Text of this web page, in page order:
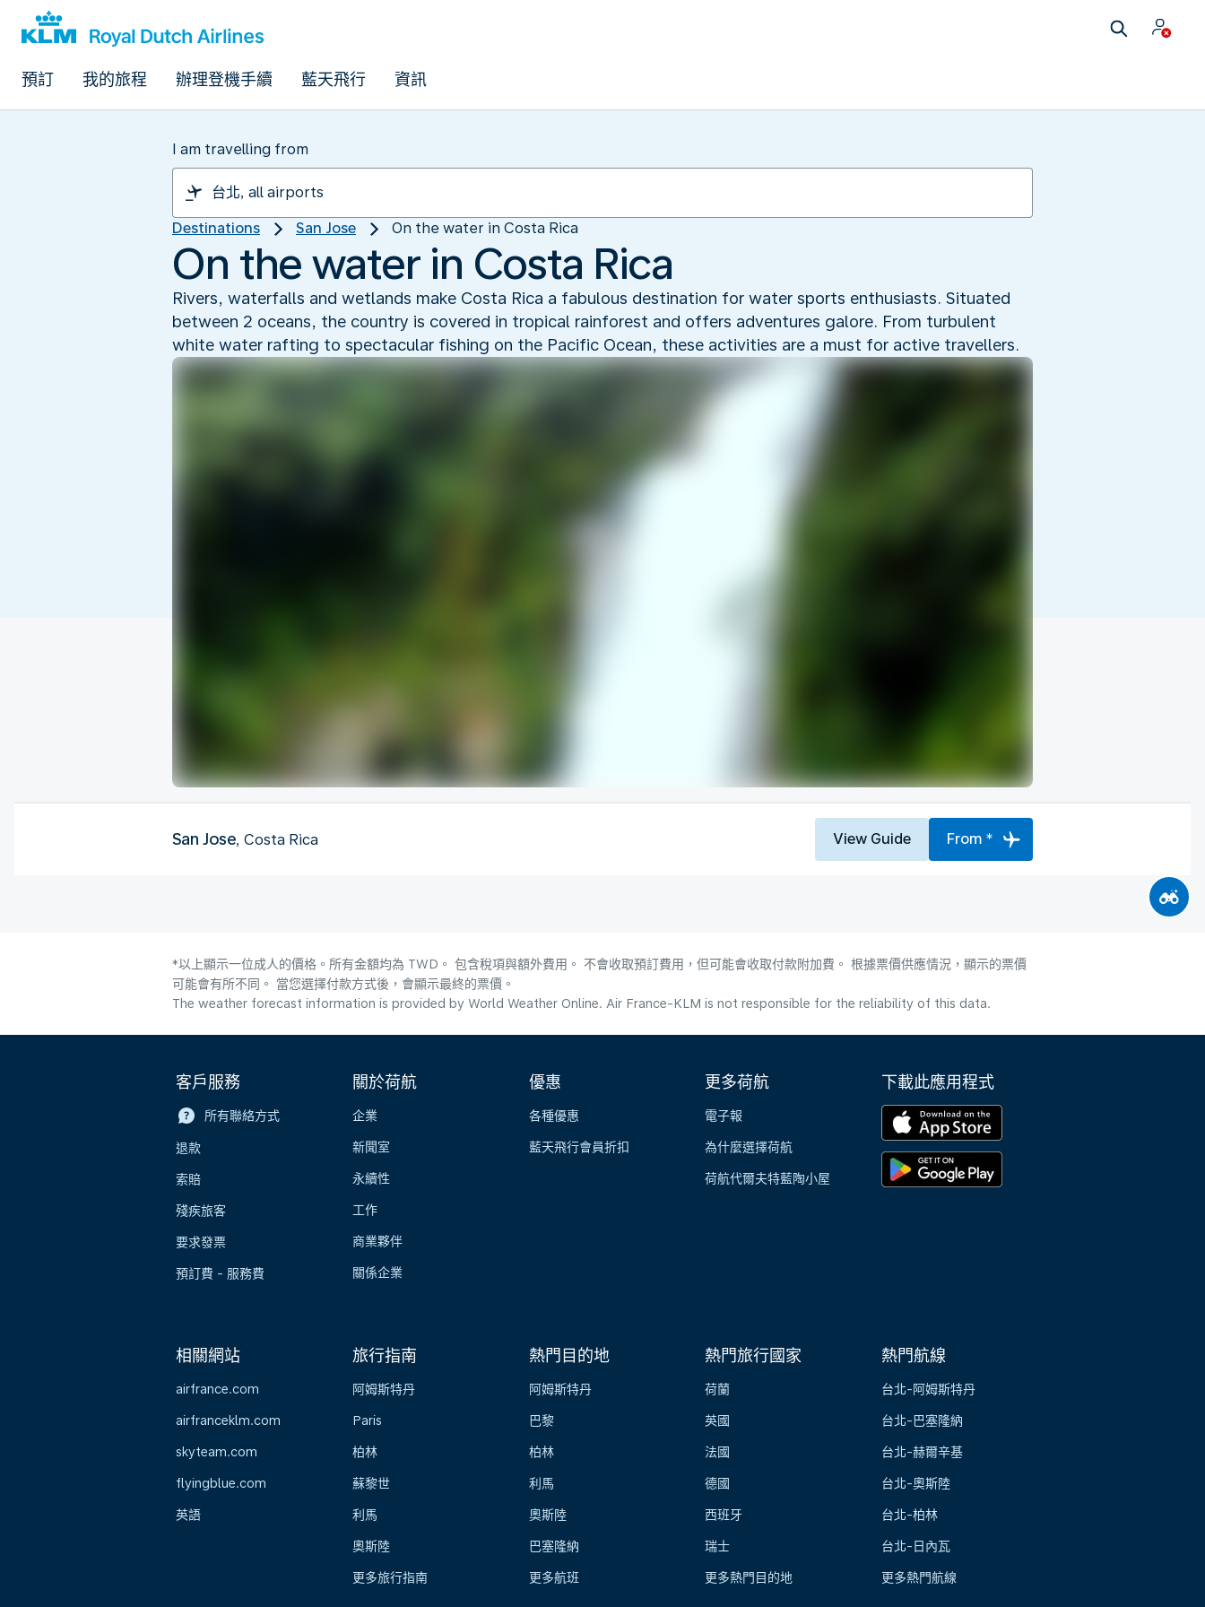
預訂 我的旅程 辦理登機手續 藍天飛行 資訊
I am travelling from
Destinations San Jose On the water in Costa Rica
On the water in Costa Rica
Rivers, waterfalls and wetlands make Costa Rica a fabulous destination for water sports enthusiasts. Situated
between 2 oceans, the country is covered in tropical rainforest and offers adventures galore. From turbulent
white water rafting to spectacular fishing on the Pacific Ocean, these activities are a must for active travellers.
San Jose, Costa Rica View Guide From *
*以上顯示一位成人的價格。所有金額均為 TWD。 包含稅項與額外費用。 不會收取預訂費用，但可能會收取付款附加費。 根據票價供應情況，顯示的票價
可能會有所不同。 當您選擇付款方式後，會顯示最終的票價。
The weather forecast information is provided by World Weather Online. Air France-KLM is not responsible for the reliability of this data.
客戶服務
所有聯絡方式
退款
索賠
殘疾旅客
要求發票
預訂費 - 服務費
關於荷航
企業
新聞室
永續性
工作
商業夥伴
關係企業
優惠
各種優惠
藍天飛行會員折扣
更多荷航
電子報
為什麼選擇荷航
荷航代爾夫特藍陶小屋
下載此應用程式
相關網站
airfrance.com
airfranceklm.com
skyteam.com
flyingblue.com
英語
旅行指南
阿姆斯特丹
Paris
柏林
蘇黎世
利馬
奧斯陸
更多旅行指南
熱門目的地
阿姆斯特丹
巴黎
柏林
利馬
奧斯陸
巴塞隆納
更多航班
熱門旅行國家
荷蘭
英國
法國
德國
西班牙
瑞士
更多熱門目的地
熱門航線
台北-阿姆斯特丹
台北-巴塞隆納
台北-赫爾辛基
台北-奧斯陸
台北-柏林
台北-日內瓦
更多熱門航線